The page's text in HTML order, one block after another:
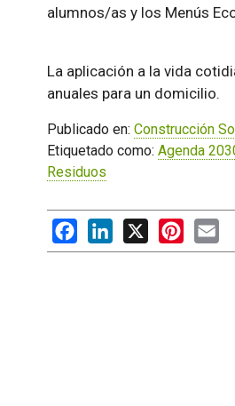
alumnos/as y los Menús
La aplicación a la vida
anuales para un domicilio.
Publicado en: Construcción
Etiquetado como: Agenda
Residuos
FacebookLinkedIn
X Pinterest